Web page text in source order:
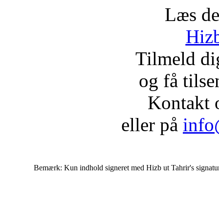
Læs
Tilmeld
og få
Kontakt
eller på
Bemærk: Kun indhold signeret med Hizb ut Tahrir's